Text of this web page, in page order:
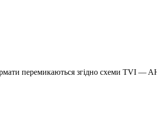
перемикаються згідно схеми